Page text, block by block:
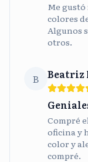
Me
colores
Algunos
otros.
B Beatriz
Compré
oficina y
color y
compré.